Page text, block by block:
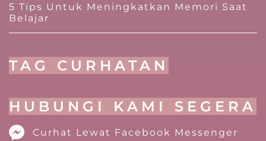
5 Tips Untuk Meningkatkan Memori Saat
Belajar
TAG CURHATAN
HUBUNGI KAMI SEGERA
Curhat Lewat Facebook Messenger